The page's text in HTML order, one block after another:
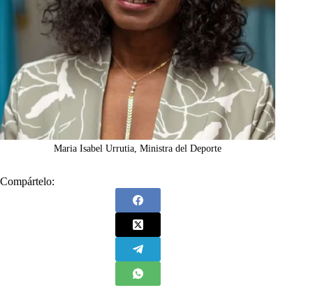
Maria Isabel Urrutia, Ministra del Deporte
Compártelo: